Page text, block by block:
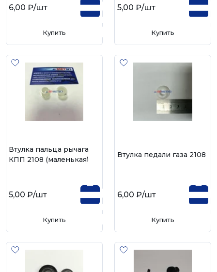
6,00 ₽/шт
Купить
5,00 ₽/шт
Купить
Втулка пальца рычага
КПП 2108 (маленькая)
5,00 ₽/шт
Купить
Втулка педали газа 2108
6,00 ₽/шт
Купить